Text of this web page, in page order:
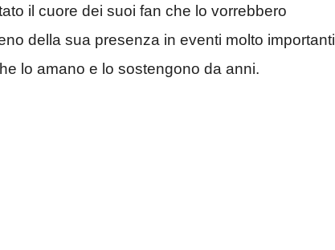
il cuore dei suoi fan che lo vorrebbero
della sua presenza in eventi molto importanti
lo amano e lo sostengono da anni.